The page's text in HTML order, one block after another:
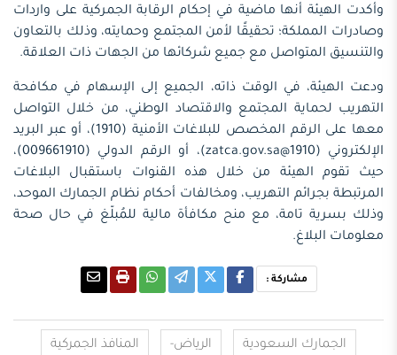
وأكدت الهيئة أنها ماضية في إحكام الرقابة الجمركية على واردات
وصادرات المملكة؛ تحقيقًا لأمن المجتمع وحمايته، وذلك بالتعاون
والتنسيق المتواصل مع جميع شركائها من الجهات ذات العلاقة.
ودعت الهيئة، في الوقت ذاته، الجميع إلى الإسهام في مكافحة
التهريب لحماية المجتمع والاقتصاد الوطني، من خلال التواصل
معها على الرقم المخصص للبلاغات الأمنية (1910)، أو عبر البريد
الإلكتروني (1910@zatca.gov.sa)، أو الرقم الدولي (009661910)،
حيث تقوم الهيئة من خلال هذه القنوات باستقبال البلاغات
المرتبطة بجرائم التهريب، ومخالفات أحكام نظام الجمارك الموحد،
وذلك بسرية تامة، مع منح مكافأة مالية للمُبلّغ في حال صحة
معلومات البلاغ.
مشاركة :
الجمارك السعودية الرياض- المنافذ الجمركية